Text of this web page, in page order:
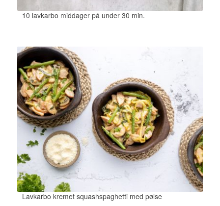
10 lavkarbo middager på under 30 min.
Lavkarbo kremet squashspaghetti med pølse